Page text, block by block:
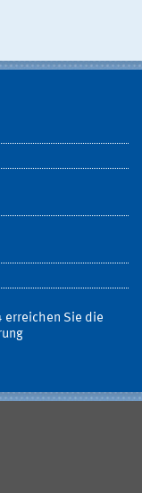
erreichen Sie die